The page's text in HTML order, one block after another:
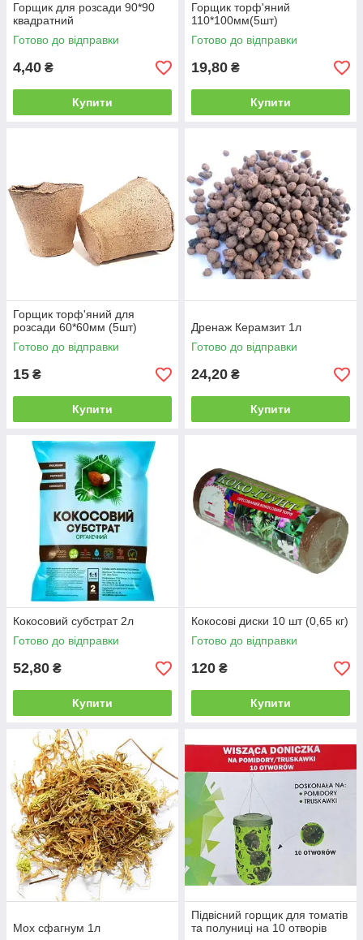
Горщик для розсади 90*90
квадратний
Готово до відправки
4,40 ₴
Купити
Горщик торф'яний
110*100мм(5шт)
Готово до відправки
19,80 ₴
Купити
Горщик торф'яний для
розсади 60*60мм (5шт)
Готово до відправки
15 ₴
Купити
Дренаж Керамзит 1л
Готово до відправки
24,20 ₴
Купити
Кокосовий субстрат 2л
Готово до відправки
52,80 ₴
Купити
Кокосові диски 10 шт (0,65 кг)
Готово до відправки
120 ₴
Купити
Мох сфагнум 1л
Підвісний горщик для томатів
та полуниці на 10 отворів